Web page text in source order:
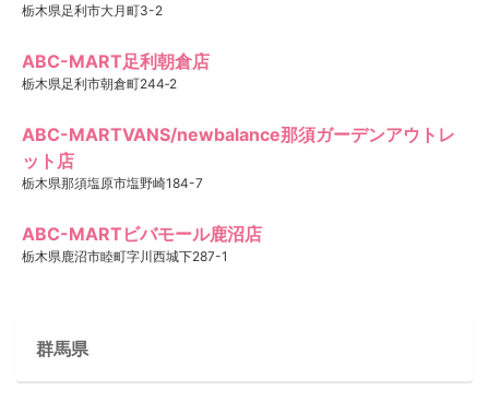
栃木県足利市大月町3-2
ABC-MART足利朝倉店
栃木県足利市朝倉町244‐2
ABC-MARTVANS/newbalance那須ガーデンアウトレ
ット店
栃木県那須塩原市塩野崎184-7
ABC-MARTビバモール鹿沼店
栃木県鹿沼市睦町字川西城下287-1
群馬県